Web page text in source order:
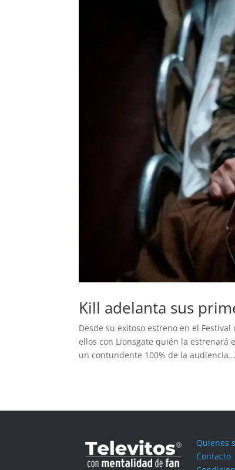
Kill adelanta sus
Desde su exitoso estreno en el
ellos con Lionsgate quién la estrenará
un contundente 100% de la audiencia...
Quienes
Contacto